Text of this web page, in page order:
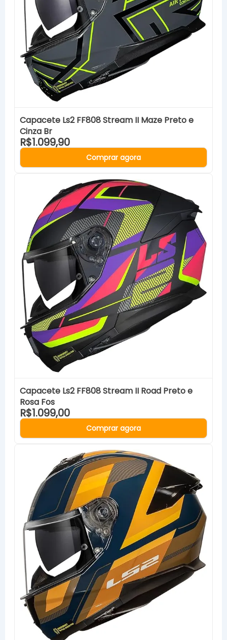
Capacete Ls2 FF808 Stream II Maze Preto e
Cinza Br
R$1.099,90
Comprar agora
Capacete Ls2 FF808 Stream II Road Preto e
Rosa Fos
R$1.099,00
Comprar agora